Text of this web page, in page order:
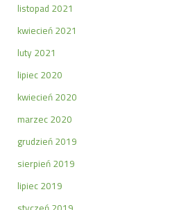
listopad 2021
kwiecień 2021
luty 2021
lipiec 2020
kwiecień 2020
marzec 2020
grudzień 2019
sierpień 2019
lipiec 2019